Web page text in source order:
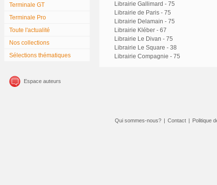
Terminale GT
Terminale Pro
Toute l'actualité
Nos collections
Sélections thématiques
Espace auteurs
Librairie Gallimard - 75
Librairie de Paris - 75
Librairie Delamain - 75
Librairie Kléber - 67
Librairie Le Divan - 75
Librairie Le Square - 38
Librairie Compagnie - 75
Qui sommes-nous? | Contact | Politique